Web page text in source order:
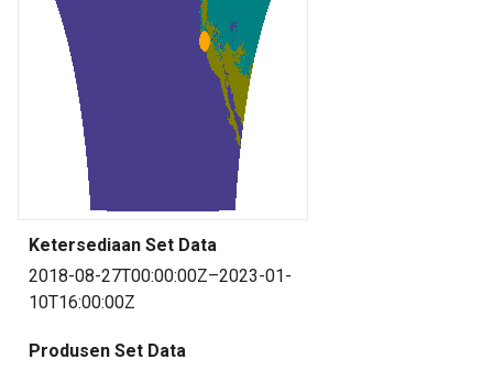
Ketersediaan Set Data
2018-08-27T00:00:00Z–2023-01-
10T16:00:00Z
Produsen Set Data